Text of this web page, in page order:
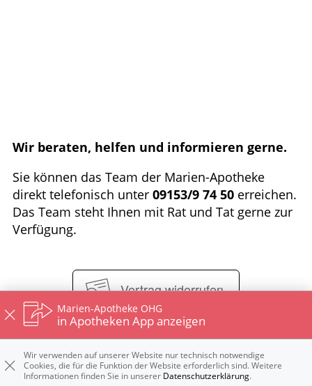
Wir beraten, helfen und informieren gerne.
Sie können das Team der Marien-Apotheke
direkt telefonisch unter 09153/9 74 50 erreichen.
Das Team steht Ihnen mit Rat und Tat gerne zur
Verfügung.
Vertrag widerrufen
Impressum Datenschutz
Nutzungsbedingungen
Widerrufsbelehrung
Marien-Apotheke OHG
in Apotheken App anzeigen
Wir verwenden auf unserer Website nur technisch notwendige
Cookies, die für die Funktion der Website erforderlich sind. Weitere
Informationen finden Sie in unserer Datenschutzerklärung.